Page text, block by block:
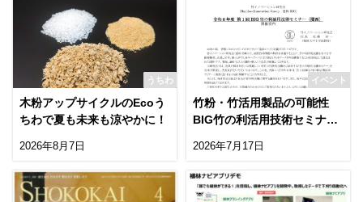
うちわ
木粉アップサイクルのEcoう
ちわで夏も未来も涼やかに！
2026年8月7日
イベント
竹粉・竹活用製品の可能性
BIG竹の利活用技術セミナー
2026年7月17日